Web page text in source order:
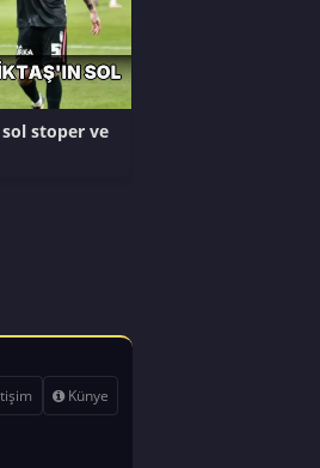
sol stoper ve
Künye